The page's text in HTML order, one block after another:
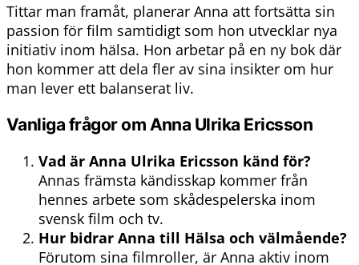
Tittar man framåt, planerar Anna att fortsätta sin
passion för film samtidigt som hon utvecklar nya
initiativ inom hälsa. Hon arbetar på en ny bok där
hon kommer att dela fler av sina insikter om hur
man lever ett balanserat liv.
Vanliga frågor om Anna Ulrika Ericsson
Vad är Anna Ulrika Ericsson känd för?
Annas främsta kändisskap kommer från
hennes arbete som skådespelerska inom
svensk film och tv.
Hur bidrar Anna till Hälsa och välmående?
Förutom sina filmroller, är Anna aktiv inom